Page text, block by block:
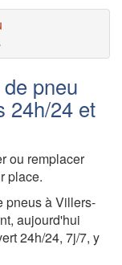
pneu
24h/24 et
ou remplacer
place.
pneus à Villers-
aujourd'hui
24h/24, 7j/7, y